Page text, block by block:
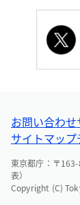
お問い合わせ
サイトマップ
東京都庁：〒
表）
Copyright (C)